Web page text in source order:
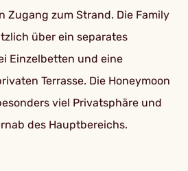
Zugang zum Strand. Die Family
über ein separates
Einzelbetten und eine
Terrasse. Die Honeymoon
viel Privatsphäre und
des Hauptbereichs.